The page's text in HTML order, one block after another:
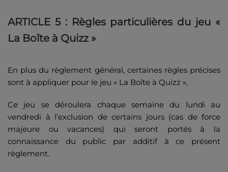
ARTICLE 5 : Règles particulières du jeu «
La Boîte à Quizz »
En plus du règlement général, certaines règles précises
sont à appliquer pour le jeu « La Boîte à Quizz »,
Ce jeu se déroulera chaque semaine du lundi au
vendredi à l’exclusion de certains jours (cas de force
majeure ou vacances) qui seront portés à la
connaissance du public par additif à ce présent
règlement.